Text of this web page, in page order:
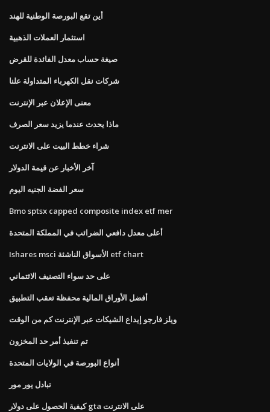
أين تقع البورصة الوطنية للهند
استثمار العملات الذهبية
صيغة حساب معدل الفائدة للقرض
شركات نقل الكهرباء المتداولة علنا
معنى الإعلان عبر الإنترنت
ماذا يحدث عندما يزيد سعر الصرف
شراء خطط البيت على الانترنت
آخر الأخبار عن قيمة الدولار
سعر الفضة الجنيه اليوم
Bmo sptsx capped composite index etf mer
أعلى معدل دافعي الضرائب في المملكة المتحدة
Ishares msci الأسواق الناشئة etf chart
على حد سواء التصنيف الائتماني
أفضل الأوراق المالية محفظة تعقب التطبيق
ويلز فارجو إيداع الشيكات عبر الإنترنت كم من الوقت
تم تنفيذ أمر حد المخزون
أنواع البورصة في الولايات المتحدة
تبادل يور مور
كيفية الحصول على دولار gta على الانترنت